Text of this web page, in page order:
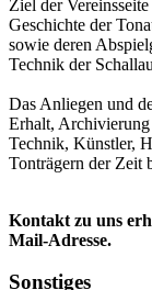
Ziel der
Geschichte der
sowie deren
Technik der
Das Anliegen und
Erhalt,
Technik, Künstler,
Tonträgern der Zeit
Kontakt zu uns
Mail-Adresse.
Sonstiges